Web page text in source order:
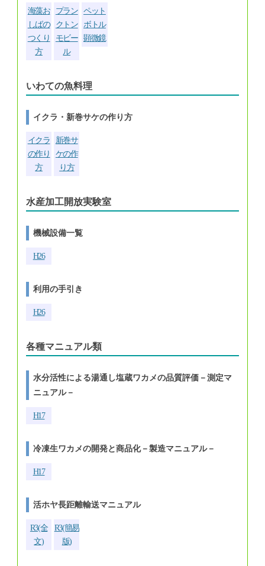
海藻お
しばの
つくり
方
プラン
クトン
モビー
ル
ペット
ボトル
顕微鏡
いわての魚料理
イクラ・新巻サケの作り方
イクラ
の作り
方
新巻サ
ケの作
り方
水産加工開放実験室
機械設備一覧
H26
利用の手引き
H26
各種マニュアル類
水分活性による湯通し塩蔵ワカメの品質評価－測定マ
ニュアル－
H17
冷凍生ワカメの開発と商品化－製造マニュアル－
H17
活ホヤ長距離輸送マニュアル
R3(全
文)
R3(簡易
版)